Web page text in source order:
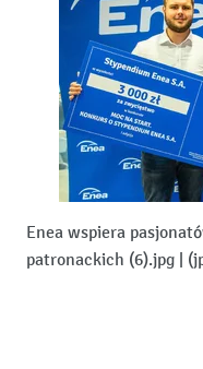
Enea wspiera
patronackich (6).jpg